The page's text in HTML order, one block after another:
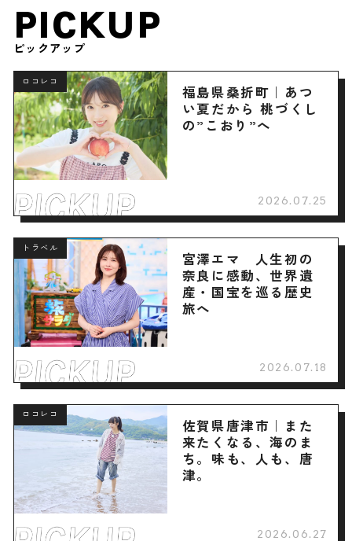
PICKUP
ピックアップ
ロコレコ
福島県桑折町｜あつ
い夏だから 桃づくし
の”こおり”へ
2026.07.25
トラベル
宮澤エマ 人生初の
奈良に感動、世界遺
産・国宝を巡る歴史
旅へ
2026.07.18
ロコレコ
佐賀県唐津市｜また
来たくなる、海のま
ち。味も、人も、唐
津。
2026.06.27